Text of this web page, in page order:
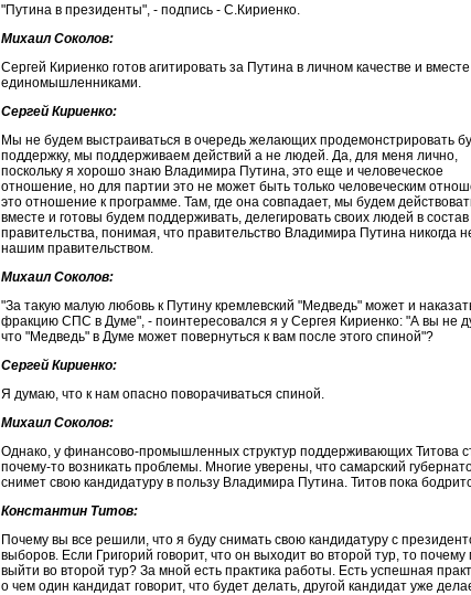
"Путина в президенты", - подпись - С.Кириенко.
Михаил Соколов:
Сергей Кириенко готов агитировать за Путина в личном качестве и
единомышленниками.
Сергей Кириенко:
Мы не будем выстраиваться в очередь желающих продемонстрировать
поддержку, мы поддерживаем действий а не людей. Да, для меня лично,
поскольку я хорошо знаю Владимира Путина, это еще и человеческое
отношение, но для партии это не может быть только человеческим
это отношение к программе. Там, где она совпадает, мы будем
вместе и готовы будем поддерживать, делегировать своих людей в состав
правительства, понимая, что правительство Владимира Путина никогда
нашим правительством.
Михаил Соколов:
"За такую малую любовь к Путину кремлевский "Медведь" может и
фракцию СПС в Думе", - поинтересовался я у Сергея Кириенко: "А вы не
что "Медведь" в Думе может повернуться к вам после этого спиной"?
Сергей Кириенко:
Я думаю, что к нам опасно поворачиваться спиной.
Михаил Соколов:
Однако, у финансово-промышленных структур поддерживающих Титова
почему-то возникать проблемы. Многие уверены, что самарский
снимет свою кандидатуру в пользу Владимира Путина. Титов пока
Константин Титов:
Почему вы все решили, что я буду снимать свою кандидатуру с
выборов. Если Григорий говорит, что он выходит во второй тур, то почему
выйти во второй тур? За мной есть практика работы. Есть успешная
о чем один кандидат говорит, что будет делать, другой кандидат уже